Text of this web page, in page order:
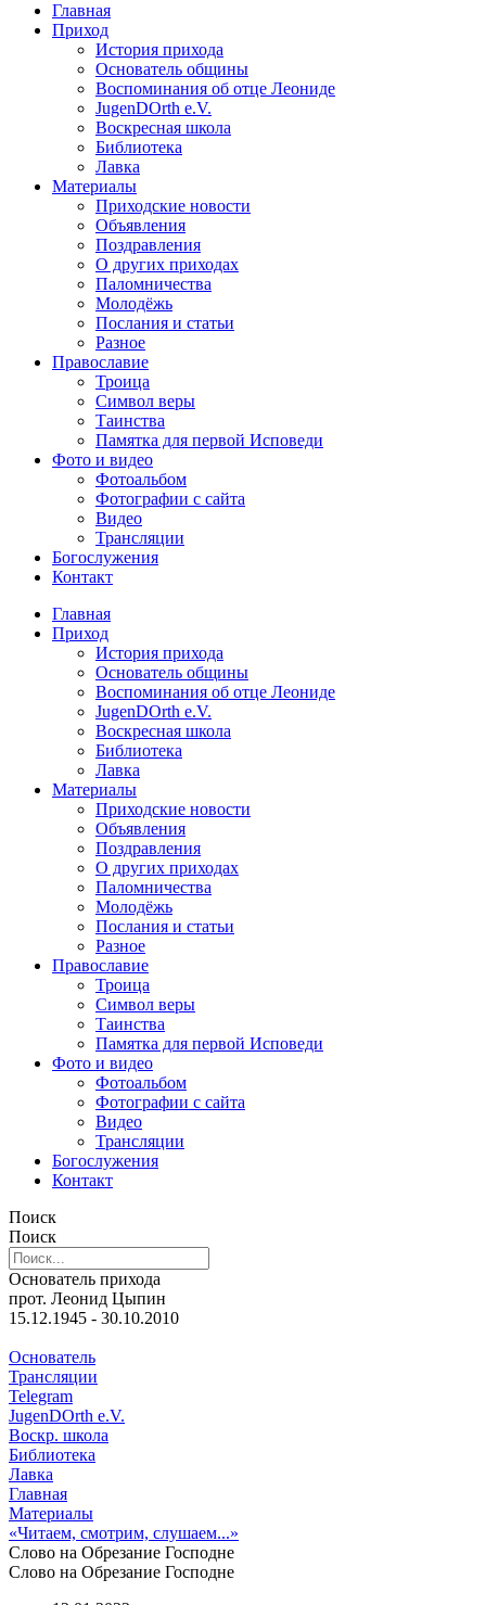
Главная
Приход
История прихода
Основатель общины
Воспоминания об отце Леониде
JugenDOrth e.V.
Воскресная школа
Библиотека
Лавка
Материалы
Приходские новости
Объявления
Поздравления
О других приходах
Паломничества
Молодёжь
Послания и статьи
Разное
Православие
Троица
Символ веры
Таинства
Памятка для первой Исповеди
Фото и видео
Фотоальбом
Фотографии с сайта
Видео
Трансляции
Богослужения
Контакт
Главная
Приход
История прихода
Основатель общины
Воспоминания об отце Леониде
JugenDOrth e.V.
Воскресная школа
Библиотека
Лавка
Материалы
Приходские новости
Объявления
Поздравления
О других приходах
Паломничества
Молодёжь
Послания и статьи
Разное
Православие
Троица
Символ веры
Таинства
Памятка для первой Исповеди
Фото и видео
Фотоальбом
Фотографии с сайта
Видео
Трансляции
Богослужения
Контакт
Поиск
Поиск
Основатель прихода
прот. Леонид Цыпин
15.12.1945 - 30.10.2010
Основатель
Трансляции
Telegram
JugenDOrth e.V.
Воскр. школа
Библиотека
Лавка
Главная
Материалы
«Читаем, смотрим, слушаем...»
Слово на Обрезание Господне
Слово на Обрезание Господне